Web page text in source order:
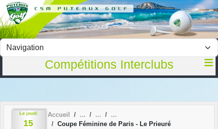
Compétitions Interclubs
Le jeudi
15
Accueil
Coupe Féminine de Paris - Le Prieuré
Panneau de gestion des cookies